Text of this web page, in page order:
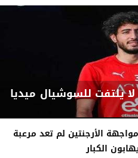
يلتفت للسوشيال ميديا
الأرجنتين لم تعد مرعبة
الكبار